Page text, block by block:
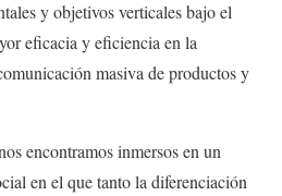
y objetivos verticales bajo el
eficacia y eficiencia en la
masiva de productos y
encontramos inmersos en un
en el que tanto la diferenciación